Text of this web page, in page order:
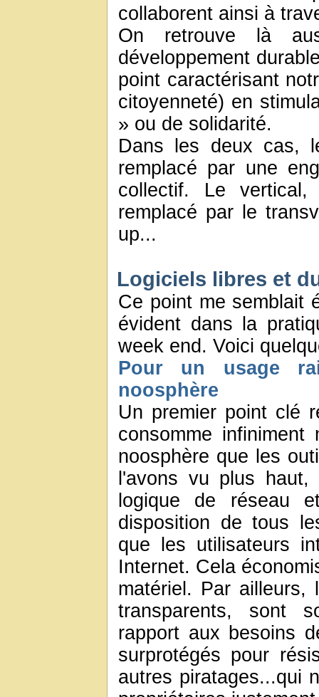
collaborent ainsi à
On retrouve là
développement
point caractérisant
citoyenneté) en
» ou de solidarité.
Dans les deux cas,
remplacé par une
collectif. Le
remplacé par le
up...
Logiciels libres et
Ce point me semblait
évident dans la
week end. Voici
Pour un usage
noosphère
Un premier point clé
consomme
noosphère que les
l'avons vu plus
logique de réseau
disposition de tous
que les utilisateurs
Internet. Cela
matériel. Par ailleurs,
transparents, sont
rapport aux besoins
surprotégés pour
autres piratages...qui